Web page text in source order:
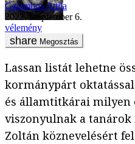
Galambos Attila
2022. szeptember 6.
vélemény
Megosztás
Lassan listát lehetne
kormánypárt
és államtitkárai milyen
viszonyulnak a
Zoltán köznevelésért